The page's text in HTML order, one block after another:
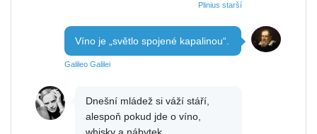
Plinius starší
Víno je „světlo spojené kapalinou“.
Galileo Galilei
Dnešní mládež si váží stáří,
alespoň pokud jde o víno,